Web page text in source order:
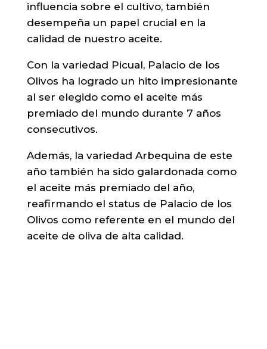
influencia sobre el cultivo, también
desempeña un papel crucial en la
calidad de nuestro aceite.
Con la variedad Picual, Palacio de los
Olivos ha logrado un hito impresionante
al ser elegido como el aceite más
premiado del mundo durante 7 años
consecutivos.
Además, la variedad Arbequina de este
año también ha sido galardonada como
el aceite más premiado del año,
reafirmando el status de Palacio de los
Olivos como referente en el mundo del
aceite de oliva de alta calidad.